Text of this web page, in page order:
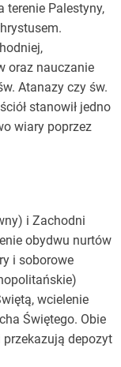
terenie Palestyny,
oraz nauczanie
Atanazy czy św.
stanowił jedno
wiary poprzez
i Zachodni
obydwu nurtów
i soborowe
wcielenie
Świętego. Obie
depozyt